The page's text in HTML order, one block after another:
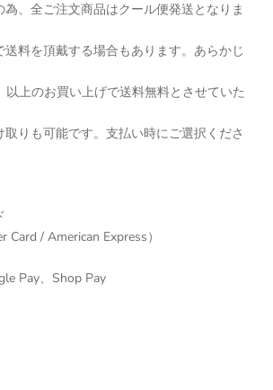
為、全ご注文商品はクール便発送となりま
料を頂戴する場合もあります。あらかじ
上のお買い上げで送料無料とさせていた
りも可能です。支払い時にご選択くださ
Card / American Express）
Pay、Shop Pay